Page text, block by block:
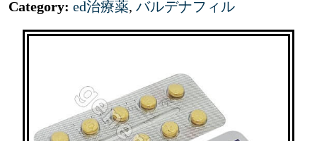
Category: ed治療薬, バルデナフィル